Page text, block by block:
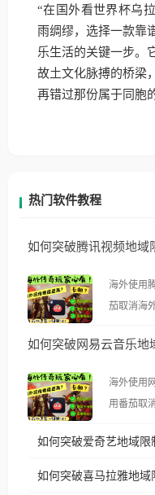
“在国外看世界杯乌
雨绸缪，选择一款靠
乐生活的关键一步。
故土文化脉搏的桥梁
再错过那份属于同胞
热门软件教程
如何突破腾讯视频地域
海外使用
茄取消海外地区限制。
示语。 海外用户如香港、澳门、台湾、美国、加拿
像其他音
仅能在中国大陆地
使用番茄
台湾、美
如何突破网易云音乐地
海外使用
用番茄取消海外地
播放”的提示语。 海外用户如香
国、加拿
如何突破爱奇艺地域限
如何突破喜马拉雅地域